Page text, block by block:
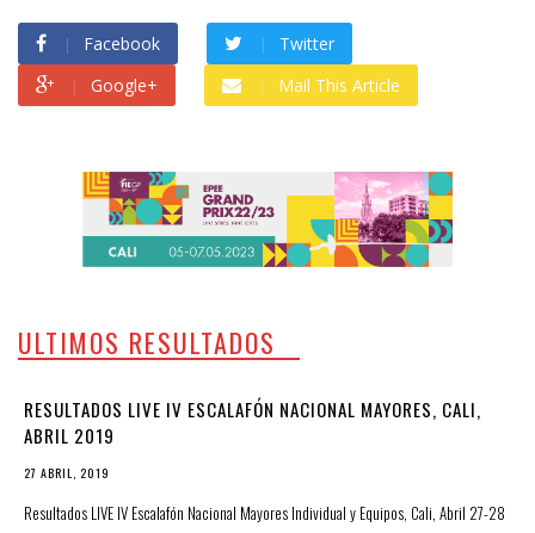
Facebook
Twitter
Google+
Mail This Article
ULTIMOS RESULTADOS
RESULTADOS LIVE IV ESCALAFÓN NACIONAL MAYORES, CALI,
ABRIL 2019
27 ABRIL, 2019
Resultados LIVE IV Escalafón Nacional Mayores Individual y Equipos, Cali, Abril 27-28